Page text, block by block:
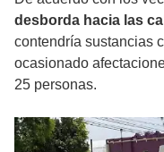
desborda hacia las
contendría sustancias
ocasionado
25 personas.